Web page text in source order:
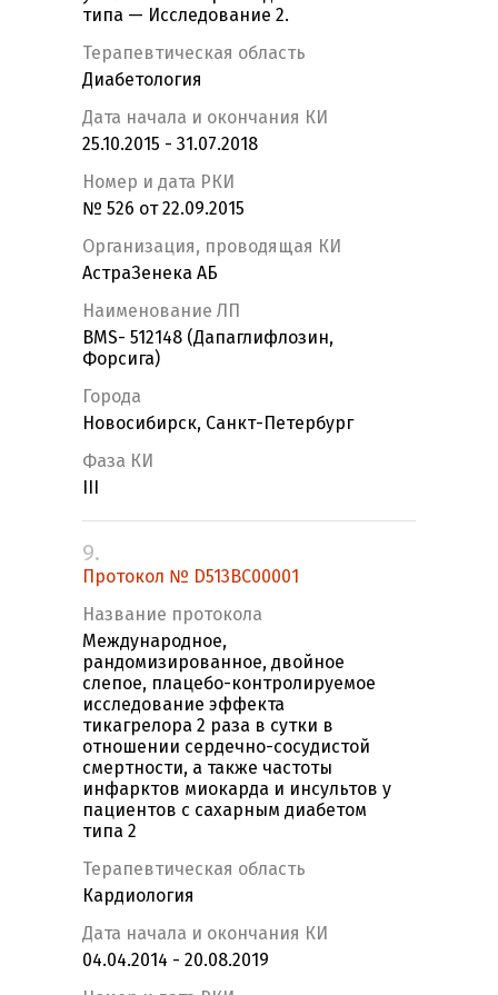
типа — Исследование 2.
Терапевтическая область
Диабетология
Дата начала и окончания КИ
25.10.2015 - 31.07.2018
Номер и дата РКИ
№ 526 от 22.09.2015
Организация, проводящая КИ
АстраЗенека АБ
Наименование ЛП
BMS- 512148 (Дапаглифлозин,
Форсига)
Города
Новосибирск, Санкт-Петербург
Фаза КИ
9.
Протокол № D513BC00001
Название протокола
Международное,
рандомизированное, двойное
слепое, плацебо-контролируемое
исследование эффекта
тикагрелора 2 раза в сутки в
отношении сердечно-сосудистой
смертности, а также частоты
инфарктов миокарда и инсультов у
пациентов с сахарным диабетом
типа 2
Терапевтическая область
Кардиология
Дата начала и окончания КИ
04.04.2014 - 20.08.2019